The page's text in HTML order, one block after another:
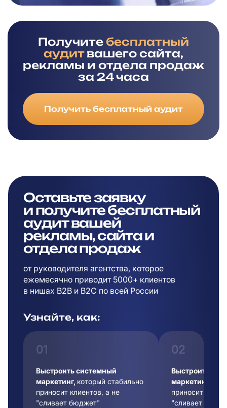
Получите бесплатный
аудитвашего сайта,
рекламы и отдела продаж
за 24 часа
Получить бесплатный аудит
Оставьте заявку
и получите бесплатный
аудит вашей
рекламы,сайта и
отдела продаж
от руководителя агентства, которое
ежемесячно приводит 5000+ клиентов
в нишах B2B и B2C по всей России
Узнайте, как:
01
Выстроить системный
маркетинг, который стабильно
приносит клиентов, а не
"сливает бюджет"
02
Выстроить
маркетинг,
приносит
"сливает